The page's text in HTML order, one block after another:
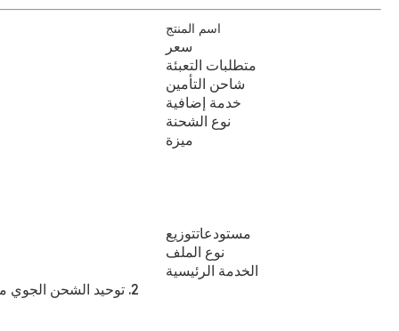
اسم المنتج
سعر
متطلبات التعبئة
شاحن التأمين
خدمة إضافية
نوع الشحنة
ميزة
مستودعاتتوزيع
نوع الملف
الخدمة الرئيسية
2. توحيد الشحن الجوي